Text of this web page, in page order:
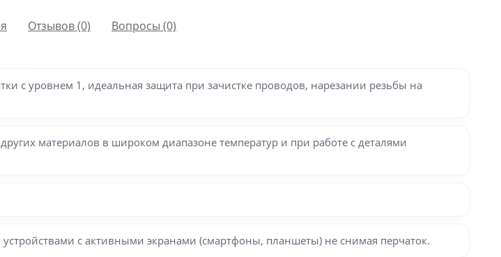
Отзывов (0) Вопросы (0)
с уровнем 1, идеальная защита при зачистке проводов, нарезании резьбы на
материалов в широком диапазоне температур и при работе с деталями
с активными экранами (смартфоны, планшеты) не снимая перчаток.